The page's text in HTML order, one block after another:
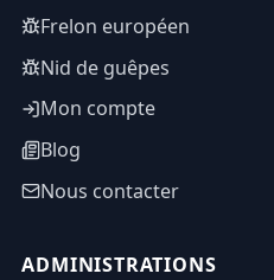
Frelon européen
Nid de guêpes
Mon compte
Blog
Nous contacter
ADMINISTRATIONS